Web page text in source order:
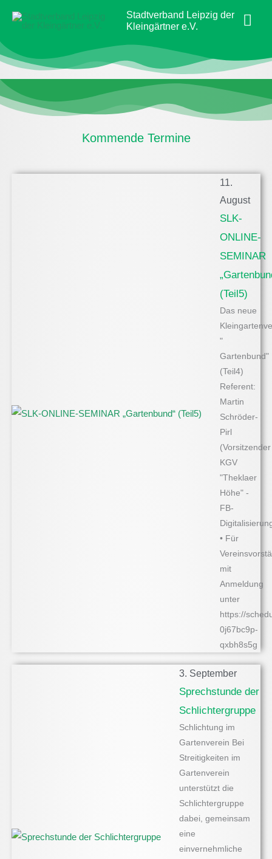
Inhalt
springen
Stadtverband Leipzig der
Kleingärtner e.V.
Kommende Termine
11.
August
SLK-
ONLINE-
SEMINAR
(Teil5)
Das neue
"
Gartenbund"
(Teil4)
Referent:
Martin
Schröder-
Pirl
(Vorsitzender
KGV
"Theklaer
Höhe" -
FB-
• Für
mit
Anmeldung
unter
https://
0j67bc9p-
qxbh8s5g
3. September
Sprechstunde der
Schlichtergruppe
Schlichtung im
Gartenverein Bei
Streitigkeiten im
Gartenverein
unterstützt die
Schlichtergruppe
dabei, gemeinsam
eine
einvernehmliche